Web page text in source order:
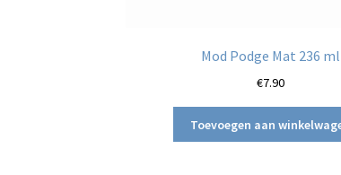
Mod Podge Mat 236 ml
€7.90
Toevoegen aan